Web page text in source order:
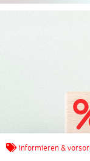
informieren &